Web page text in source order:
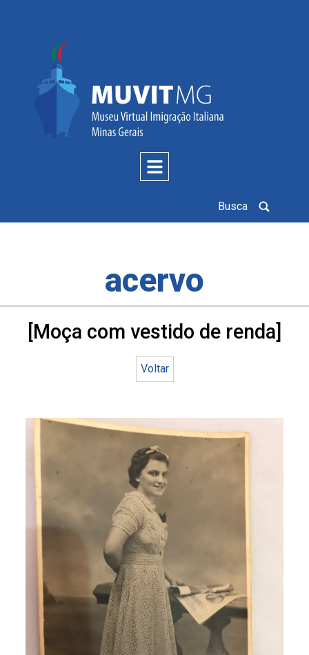
Busca
acervo
[Moça com vestido de renda]
Voltar